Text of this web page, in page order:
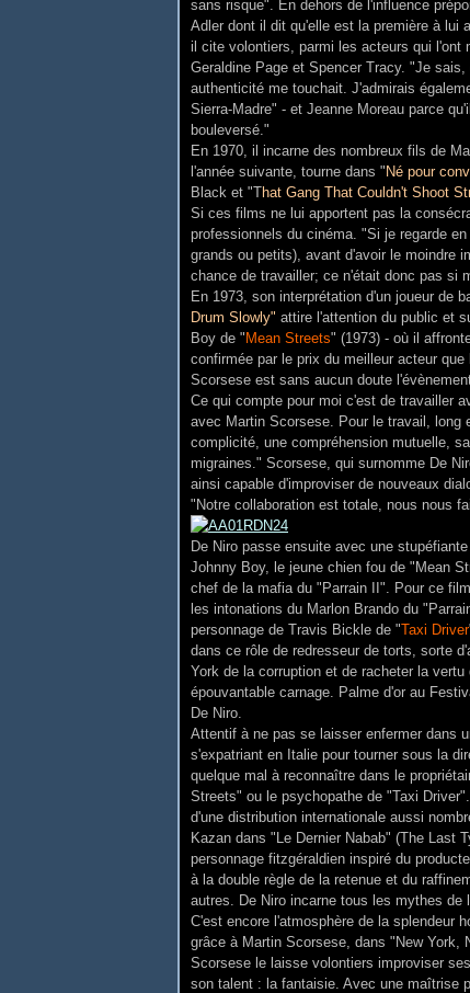
sans risque". En dehors de l'influence
Adler dont il dit qu'elle est la première à lui
il cite volontiers, parmi les acteurs qui l'ont
Geraldine Page et Spencer Tracy. "Je
authenticité me touchait. J'admirais
Sierra-Madre" - et Jeanne Moreau parce
bouleversé."
En 1970, il incarne des nombreux fils de
l'année suivante, tourne dans " Né pour
Black et "That Gang That Couldn't Shoot
Si ces films ne lui apportent pas la
professionnels du cinéma. "Si je regarde
grands ou petits), avant d'avoir le moindre
chance de travailler; ce n'était donc pas si
En 1973, son interprétation d'un joueur de
Drum Slowly" attire l'attention du public et
Boy de " Mean Streets" (1973) - où il
confirmée par le prix du meilleur acteur
Scorsese est sans aucun doute
Ce qui compte pour moi c'est de travailler
avec Martin Scorsese. Pour le travail, long
complicité, une compréhension mutuelle,
migraines." Scorsese, qui surnomme De
ainsi capable d'improviser de nouveaux
"Notre collaboration est totale, nous nous
De Niro passe ensuite avec une
Johnny Boy, le jeune chien fou de "Mean
chef de la mafia du "Parrain II". Pour ce
les intonations du Marlon Brando du
personnage de Travis Bickle de "Taxi Driver
dans ce rôle de redresseur de torts, sorte
York de la corruption et de racheter la
épouvantable carnage. Palme d'or au
De Niro.
Attentif à ne pas se laisser enfermer dans
s'expatriant en Italie pour tourner sous la
quelque mal à reconnaître dans le
Streets" ou le psychopathe de "Taxi
d'une distribution internationale aussi
Kazan dans "Le Dernier Nabab" (The Last
personnage fitzgéraldien inspiré du
à la double règle de la retenue et du
autres. De Niro incarne tous les mythes de
C'est encore l'atmosphère de la splendeur
grâce à Martin Scorsese, dans "New York,
Scorsese le laisse volontiers improviser
son talent : la fantaisie. Avec une maîtrise